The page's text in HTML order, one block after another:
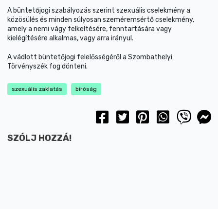
A büntetőjogi szabályozás szerint szexuális cselekmény a
közösülés és minden súlyosan szeméremsértő cselekmény,
amely a nemi vágy felkeltésére, fenntartására vagy
kielégítésére alkalmas, vagy arra irányul.
A vádlott büntetőjogi felelősségéről a Szombathelyi
Törvényszék fog dönteni.
szexuális zaklatás bíróság
SZÓLJ HOZZÁ!